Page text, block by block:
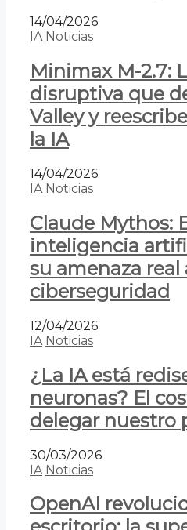
14/04/2026
IA Noticias
Minimax M-2.7:
disruptiva que
Valley y
la IA
14/04/2026
IA Noticias
Claude Mythos:
inteligencia
su amenaza real
ciberseguridad
12/04/2026
IA Noticias
¿La IA está
neuronas? El
delegar nuestro
30/03/2026
IA Noticias
OpenAI